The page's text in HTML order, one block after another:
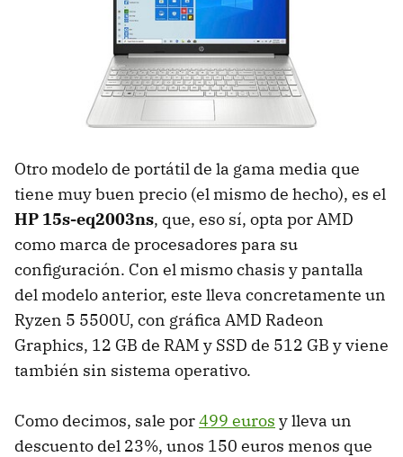
Otro modelo de portátil de la gama media que
tiene muy buen precio (el mismo de hecho), es el
HP 15s-eq2003ns, que, eso sí, opta por AMD
como marca de procesadores para su
configuración. Con el mismo chasis y pantalla
del modelo anterior, este lleva concretamente un
Ryzen 5 5500U, con gráfica AMD Radeon
Graphics, 12 GB de RAM y SSD de 512 GB y viene
también sin sistema operativo.
Como decimos, sale por499 euros y lleva un
descuento del 23%, unos 150 euros menos que